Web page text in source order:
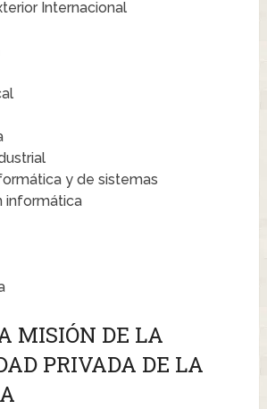
Internacional
y de sistemas
informática
MISIÓN DE LA
PRIVADA DE LA